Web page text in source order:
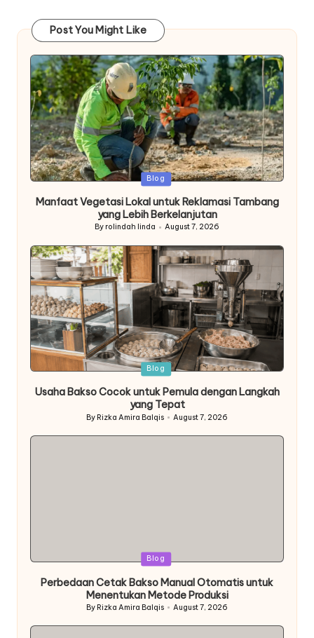
Post You Might Like
Posted
Blog
Manfaat Vegetasi Lokal untuk Reklamasi Tambang
yang Lebih Berkelanjutan
Posted
By rolindah linda August 7, 2026
Posted
Blog
Usaha Bakso Cocok untuk Pemula dengan Langkah
yang Tepat
Posted
By Rizka Amira Balqis August 7, 2026
Posted
Blog
Perbedaan Cetak Bakso Manual Otomatis untuk
Menentukan Metode Produksi
Posted
By Rizka Amira Balqis August 7, 2026